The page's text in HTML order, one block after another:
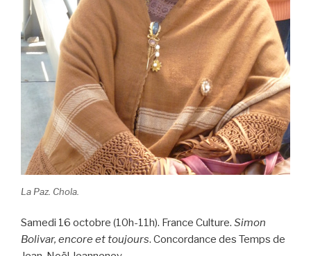
La Paz. Chola.
Samedi 16 octobre (10h-11h). France Culture. Simon
Bolivar, encore ettoujours. Concordance des Temps de